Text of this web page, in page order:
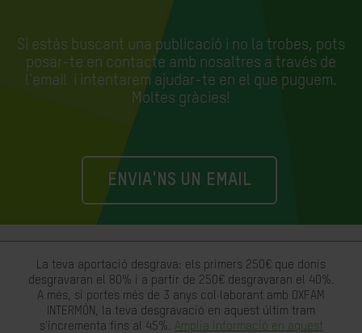
Si estàs buscant una publicació i no la trobes, pots
posar-te en contacte amb nosaltres a través de
l'email i intentarem ajudar-te en el que puguem.
Moltes gràcies!
ENVIA'NS UN EMAIL
La teva aportació desgrava: els primers 250€ que donis
desgravaran el 80% i a partir de 250€ desgravaran el 40%.
A més, si portes més de 3 anys col·laborant amb OXFAM
INTERMÓN, la teva desgravació en aquest últim tram
s'incrementa fins al 45%. Amplia informació en aquest